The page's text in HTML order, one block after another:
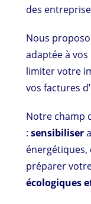
des
Nous
adaptée à
limiter votre
vos factures
Notre champ
:sensibiliser
préparer
écologiques